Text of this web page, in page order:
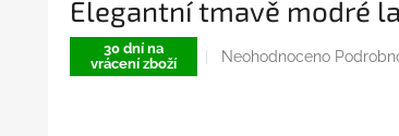
Elegantní tmavě modré
30 dní na
vrácení zboží
Průměrné
Neohodnoceno